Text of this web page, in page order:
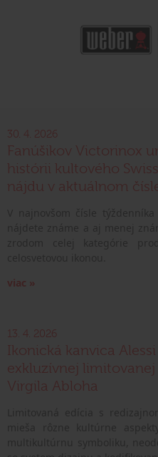
30. 4. 2026
Fanúšikov Victorinox
histórii kultového
nájdu v aktuálnom
viac »
13. 4. 2026
Ikonická kanvica
exkluzívnej
Virgila Abloha